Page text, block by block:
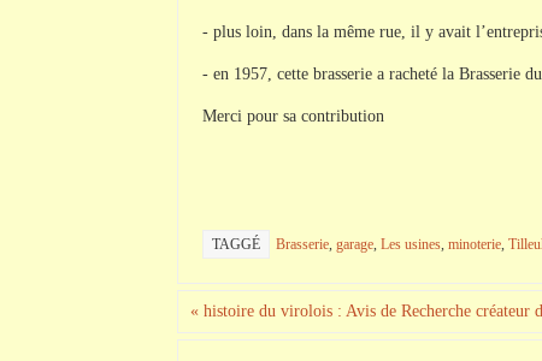
- plus loin, dans la même rue, il y avait
- en 1957, cette brasserie a racheté la
Merci pour sa contribution
TAGGÉ Brasserie, garage, Les usines, minoterie,
« histoire du virolois : Avis de Recherche créateur